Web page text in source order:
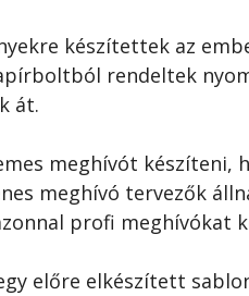
készítettek az
rendeltek
át.
meghívót készíteni,
meghívó tervezők
profi meghívókat
előre elkészített